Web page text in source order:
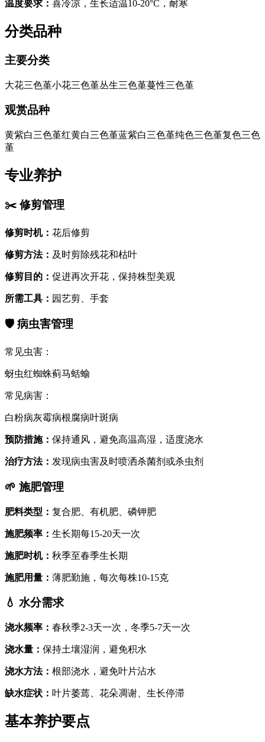
温度要求 ： 喜冷凉，生长适温10-20°C，耐寒
分类品种
主要分类
大花三色堇小花三色堇丛生三色堇蔓性三色堇
观赏品种
黄紫白三色堇红黄白三色堇蓝紫白三色堇纯色三色堇复色三色
堇
专业养护
✂️ 修剪管理
修剪时机： 花后修剪
修剪方法： 及时剪除残花和枯叶
修剪目的 ： 促进再次开花，保持株型美观
所需工具 ： 园艺剪、手套
🛡️ 病虫害管理
常见虫害 ：
蚜虫红蜘蛛蓟马蛞蝓
常见病害 ：
白粉病灰霉病根腐病叶斑病
预防措施： 保持通风，避免高温高湿，适度浇水
治疗方法： 发现病虫害及时喷洒杀菌剂或杀虫剂
🌱 施肥管理
肥料类型 ： 复合肥、有机肥、磷钾肥
施肥频率 ： 生长期每15-20天一次
施肥时机： 秋季至春季生长期
施肥用量 ： 薄肥勤施，每次每株10-15克
💧 水分需求
浇水频率 ： 春秋季2-3天一次，冬季5-7天一次
浇水量 ： 保持土壤湿润，避免积水
浇水方法： 根部浇水，避免叶片沾水
缺水症状 ： 叶片萎蔫、花朵凋谢、生长停滞
基本养护要点